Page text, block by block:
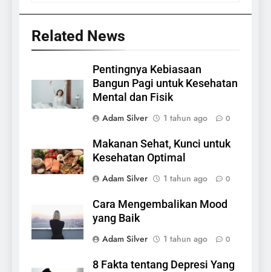
Related News
Pentingnya Kebiasaan
Bangun Pagi untuk Kesehatan
Mental dan Fisik
Adam Silver
1 tahun ago 0
Makanan Sehat, Kunci untuk
Kesehatan Optimal
Adam Silver
1 tahun ago 0
Cara Mengembalikan Mood
yang Baik
Adam Silver
1 tahun ago 0
8 Fakta tentang Depresi Yang